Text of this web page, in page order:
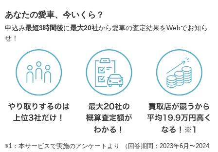
あなたの愛車、今いくら？
申込み最短3時間後に最大20社から愛車の査定結果をWebでお知ら
せ！
※1：本サービスで実施のアンケートより （回答期間：2023年6月〜2024